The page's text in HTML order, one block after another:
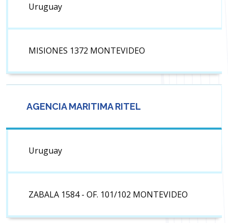
Uruguay
MISIONES 1372 MONTEVIDEO
AGENCIA MARITIMA RITEL
Uruguay
ZABALA 1584 - OF. 101/102 MONTEVIDEO